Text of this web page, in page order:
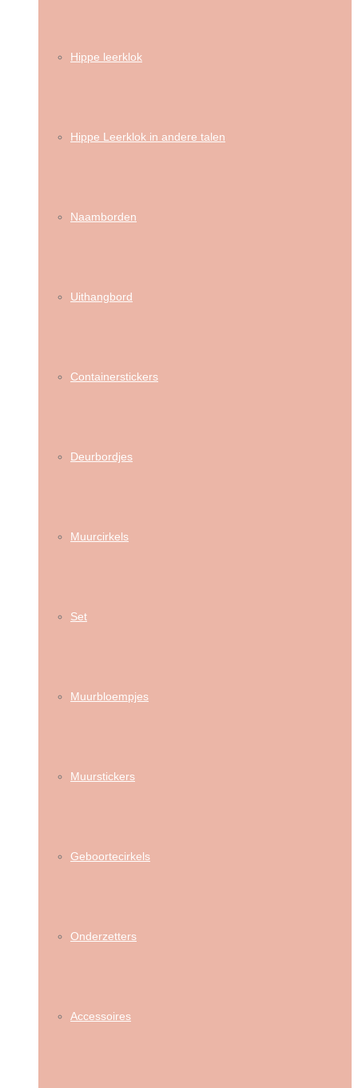
Hippe leerklok
Hippe Leerklok in andere talen
Naamborden
Uithangbord
Containerstickers
Deurbordjes
Muurcirkels
Set
Muurbloempjes
Muurstickers
Geboortecirkels
Onderzetters
Accessoires